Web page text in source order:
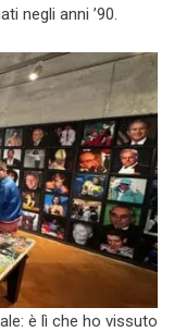
negli anni ’90.
è lì che ho vissuto